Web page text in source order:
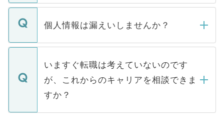
ません。
■応募殺到を避けるため 人気のある医療機
関を公にしてしまうと、応募が殺到する場
に、医療機関が求める条件に合った人材の
みを人材紹介会社に依頼するケースが増え
ています。
転職・入職を強要することは一切ありませ
ん。また、仮に応募先から内定をいただい
定を承諾する必要はありません。内定先へ
の辞退の連絡はキャリアパートナーが行い
個人情報は漏えいしませんか？
個人情報が漏えいすることはありませんの
で、ご安心ください。当サイトからの登録
などで収集したご登録者様の個人情報は、
ご本人のキャリアアップおよび転職活動の
支援を目的に使用いたします。お預かりし
ているすべての個人データはご本人の許可
いますぐ転職は考えていないのです
が、これからのキャリアを相談できま
すか？